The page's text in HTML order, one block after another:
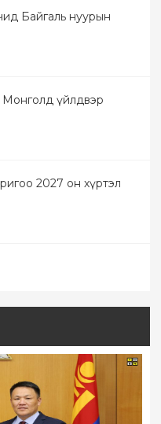
Байгаль нуурын
Монголд үйлдвэр
2027 он хүртэл